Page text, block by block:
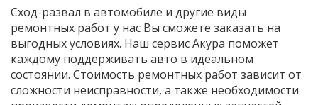
Сход-развал в автомобиле и другие виды
ремонтных работ у нас Вы сможете заказать на
выгодных условиях. Наш сервис Акура поможет
каждому поддерживать авто в идеальном
состоянии. Стоимость ремонтных работ зависит от
сложности неисправности, а также необходимости